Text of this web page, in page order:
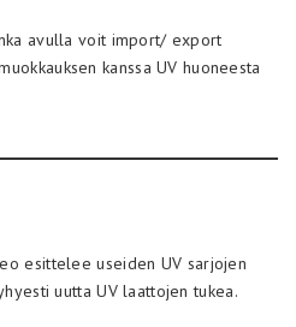
avulla voit import/ export
kanssa UV huoneesta
esittelee useiden UV sarjojen
uutta UV laattojen tukea.